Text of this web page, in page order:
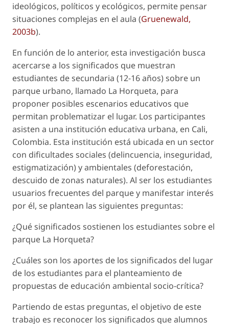
ideológicos, políticos y ecológicos, permite pensar
situaciones complejas en el aula (Gruenewald,
2003b).
En función de lo anterior, esta investigación busca
acercarse a los significados que muestran
estudiantes de secundaria (12-16 años) sobre un
parque urbano, llamado La Horqueta, para
proponer posibles escenarios educativos que
permitan problematizar el lugar. Los participantes
asisten a una institución educativa urbana, en Cali,
Colombia. Esta institución está ubicada en un sector
con dificultades sociales (delincuencia, inseguridad,
estigmatización) y ambientales (deforestación,
descuido de zonas naturales). Al ser los estudiantes
usuarios frecuentes del parque y manifestar interés
por él, se plantean las siguientes preguntas:
¿Qué significados sostienen los estudiantes sobre el
parque La Horqueta?
¿Cuáles son los aportes de los significados del lugar
de los estudiantes para el planteamiento de
propuestas de educación ambiental socio-crítica?
Partiendo de estas preguntas, el objetivo de este
trabajo es reconocer los significados que alumnos